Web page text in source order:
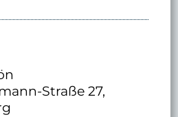
Straße 27,